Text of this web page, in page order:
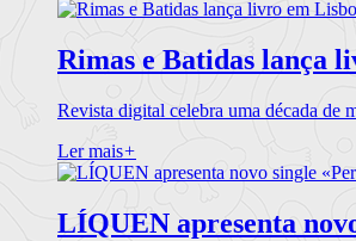
Rimas e Batidas lança
Revista digital celebra uma década de
Ler mais+
LÍQUEN apresenta